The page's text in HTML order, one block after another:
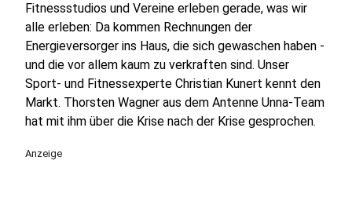
Fitnessstudios und Vereine erleben gerade, was wir
alle erleben: Da kommen Rechnungen der
Energieversorger ins Haus, die sich gewaschen haben -
und die vor allem kaum zu verkraften sind. Unser
Sport- und Fitnessexperte Christian Kunert kennt den
Markt. Thorsten Wagner aus dem Antenne Unna-Team
hat mit ihm über die Krise nach der Krise gesprochen.
Anzeige